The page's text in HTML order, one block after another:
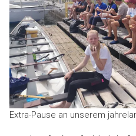
Extra-Pause an unserem